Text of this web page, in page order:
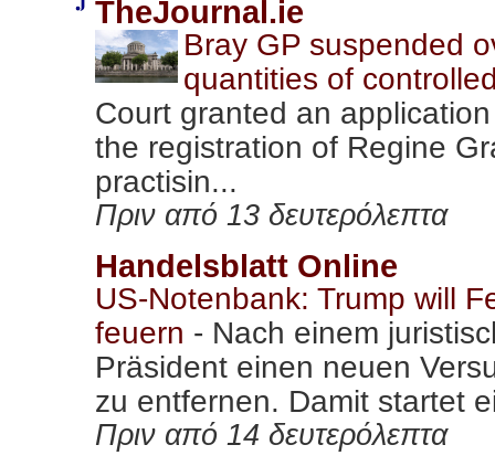
TheJournal.ie
Bray GP suspended
quantities of
Court granted an
the registration of Regine
practisin...
Πριν από 13 δευτερόλεπτα
Handelsblatt Online
US-Notenbank: Trump will
feuern - Nach einem
Präsident einen neuen
zu entfernen. Damit startet
Πριν από 14 δευτερόλεπτα